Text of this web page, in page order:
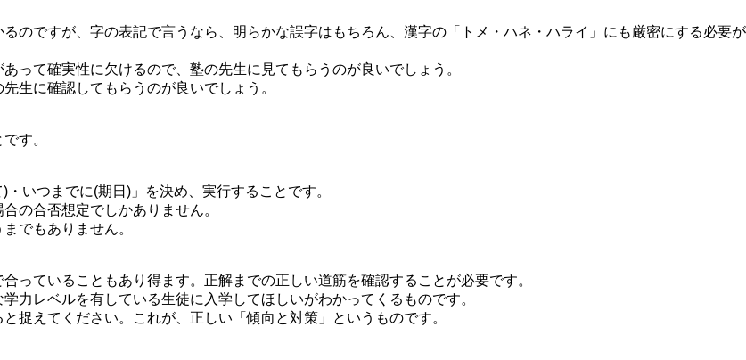
のですが、字の表記で言うなら、明らかな誤字はもちろん、漢字の「トメ・ハネ・ハライ」にも厳密にする必要が
って確実性に欠けるので、塾の先生に見てもらうのが良いでしょう。
生に確認してもらうのが良いでしょう。
す。
いつまでに(期日)」を決め、実行することです。
の合否想定でしかありません。
でもありません。
っていることもあり得ます。正解までの正しい道筋を確認することが必要です。
力レベルを有している生徒に入学してほしいがわかってくるものです。
捉えてください。これが、正しい「傾向と対策」というものです。